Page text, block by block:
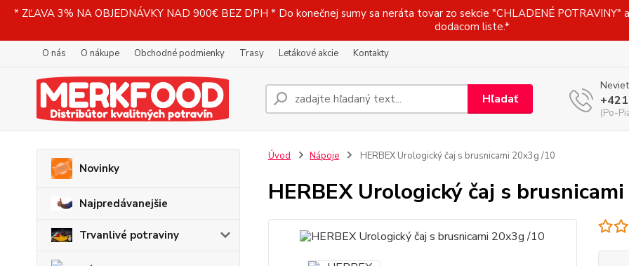
* ZĽAVA 3% NA OBJEDNÁVKY NAD 900€ BEZ DPH * Do konečnej sumy sa neráta tovar zo sekcie "CHLADENÉ
dodacom liste.*
O nás O nákupe Obchodné podmienky Trasy Letákové akcie Kontakty
Hľadať
(Po-
Novinky
Najpredávanejšie
Trvanlivé potraviny
Úvod Nápoje HERBEX Urologický čaj s brusnicami 20x3g /10
HERBEX Urologický čaj s